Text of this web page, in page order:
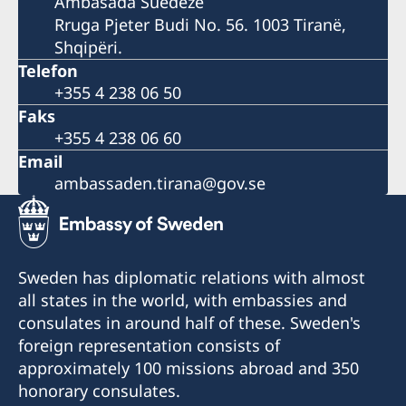
Rruga Pjeter Budi No. 56. 1003 Tiranë,
Shqipëri.
Telefon
+355 4 238 06 50
Faks
+355 4 238 06 60
Email
ambassaden.tirana@gov.se
Sweden has diplomatic relations with almost
all states in the world, with embassies and
consulates in around half of these. Sweden's
foreign representation consists of
approximately 100 missions abroad and 350
honorary consulates.